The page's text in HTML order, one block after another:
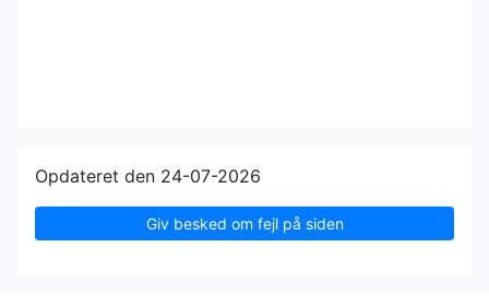
Opdateret den 24-07-2026
Giv besked om fejl på siden